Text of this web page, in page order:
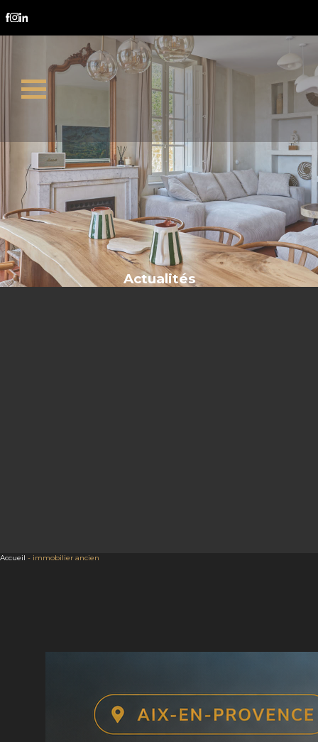
immobilier ancien
Actualités
Accueil - immobilier ancien